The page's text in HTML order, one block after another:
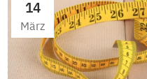
14
März